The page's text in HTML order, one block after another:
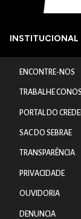
INSTITUCIONAL
ENCONTRE-NOS
TRABALHE
PORTAL DO
SAC DO SEBRAE
TRANSPARÊNCIA
PRIVACIDADE
OUVIDORIA
DENUNCIA